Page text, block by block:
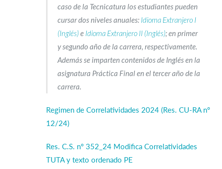
caso de la Tecnicatura los estudiantes pueden
cursar dos niveles anuales: Idioma Extranjero I
(Inglés)e Idioma Extranjero II (Inglés); en primer
y segundo año de la carrera, respectivamente.
Además se imparten contenidos de Inglés en la
asignatura Práctica Final en el tercer año de la
carrera.
Regimen de Correlatividades 2024 (Res. CU-RA nº
12/24)
Res. C.S. nº 352_24 Modifica Correlatividades
TUTA y texto ordenado PE